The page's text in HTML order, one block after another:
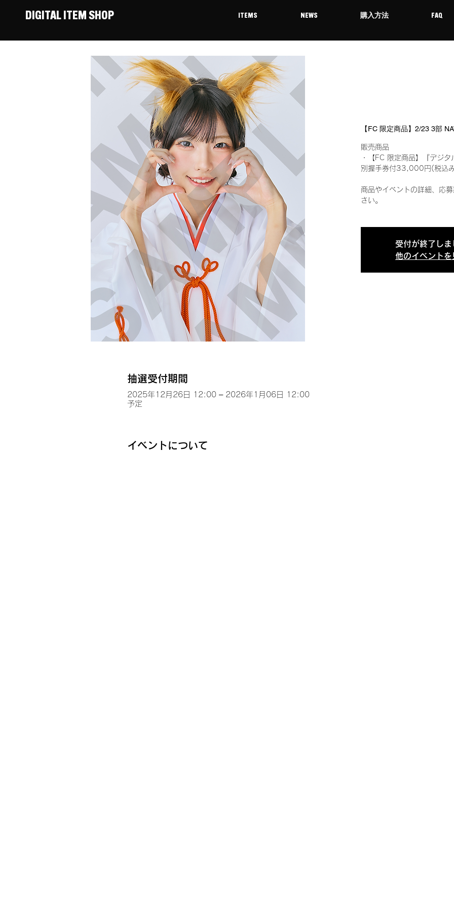
DIGITAL ITEM SHOP ITEMS NEWS 購入方法 FAQ
【FC 限定商品】2/23 3部
販売商品
・【FC 限定商品】『デジ
別握手券付33,000円(税
商品やイベントの詳細、応
さい。
受付が終了しま
他のイベントを
抽選受付期間
2025年12月26日 12:00 – 2026年1月06日 12:00
予定
イベントについて